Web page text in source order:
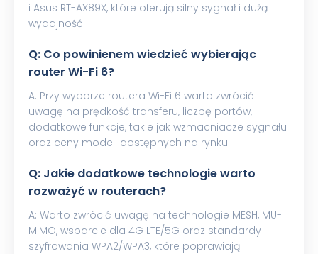
i Asus RT-AX89X, które oferują silny sygnał i dużą
wydajność.
Q: Co powinienem wiedzieć wybierając
router Wi-Fi 6?
A: Przy wyborze routera Wi-Fi 6 warto zwrócić
uwagę na prędkość transferu, liczbę portów,
dodatkowe funkcje, takie jak wzmacniacze sygnału
oraz ceny modeli dostępnych na rynku.
Q: Jakie dodatkowe technologie warto
rozważyć w routerach?
A: Warto zwrócić uwagę na technologie MESH, MU-
MIMO, wsparcie dla 4G LTE/5G oraz standardy
szyfrowania WPA2/WPA3, które poprawiają